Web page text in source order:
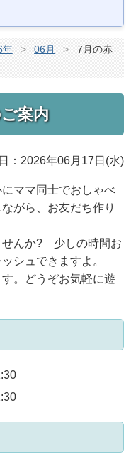
年 > 06月 >
7月の赤
案内
：2026年06月17日(水)
ママ同士でおしゃべ
がら、お友だち作り
せんか? 少しの時間お
シュできますよ。
。どうぞお気軽に遊